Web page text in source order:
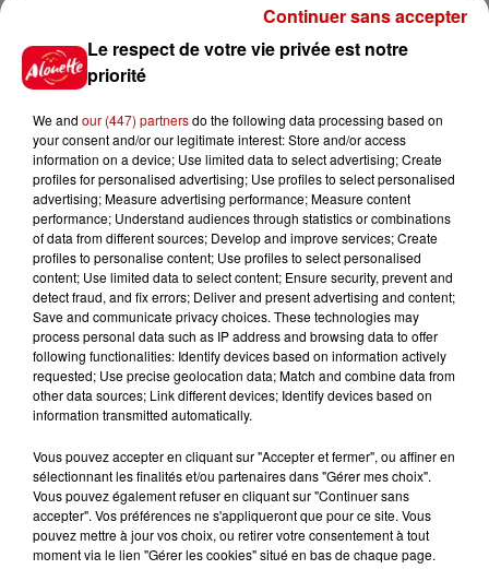
Afficher l'élément
Cette longue interruption n'a pas empêché l'Équipe
de France de
s'imposer 3-0 grâce à un doublé de
Kylian Mbappé et un but d'Ousmane Dembélé. Les
Bleus sontqualifiés pour les 16ede finale de la
Coupe du monde.
Prochain match ce vendredi 26 juin contre la
Norvège, à 21h (heure française), pour obtenir la
première place du groupe.
Infos Voir plus
13h42
Aide carburant pour les "grands
rouleurs" : le délai pour la...
10h54
Royan : elle tente d’écraser son
ex-conjoint et dit regretter...
Le respect de votre vie privée est notre
priorité
We and our (447) partnersdo the following data processing based on
your consent and/or our legitimate interest: Store and/or access
information on a device; Use limited data to select advertising; Create
profiles for personalised advertising; Use profiles to select personalised
advertising; Measure advertising performance; Measure content
performance; Understand audiences through statistics or combinations
of data from different sources; Develop and improve services; Create
profiles to personalise content; Use profiles to select personalised
content; Use limited data to select content; Ensure security, prevent and
detect fraud, and fix errors; Deliver and present advertising and content;
Save and communicate privacy choices. These technologies may
process personal data such as IP address and browsing data to offer
following functionalities: Identify devices based on information actively
requested; Use precise geolocation data; Match and combine data from
other data sources; Link different devices; Identify devices based on
information transmitted automatically.
Vous pouvez accepter en cliquant sur "Accepter et fermer", ou affiner en
sélectionnant les finalités et/ou partenaires dans "Gérer mes choix".
Vous pouvez également refuser en cliquant sur "Continuer sans
accepter". Vos préférences ne s'appliqueront que pour ce site. Vous
pouvez mettre à jour vos choix, ou retirer votre consentement à tout
moment via le lien "Gérer les cookies" situé en bas de chaque page.
Continuer sans accepter